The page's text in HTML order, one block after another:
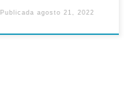
Publicadaagosto 21, 2022